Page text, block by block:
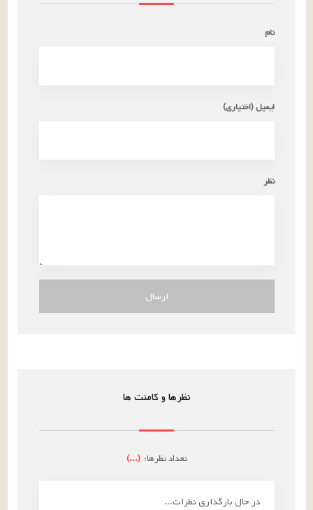
نام
ایمیل (اختیاری)
نظر
ارسال
نظرها و کامنت ها
تعداد نظرها: (
...
)
در حال بارگذاری نظرات...